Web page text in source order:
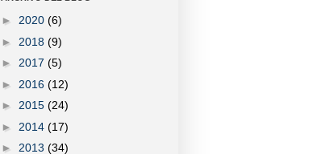
► 2020 (6)
► 2018 (9)
► 2017 (5)
► 2016 (12)
► 2015 (24)
► 2014 (17)
► 2013 (34)